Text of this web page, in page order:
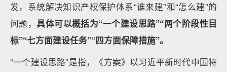
发，系统解决知识产权保护体系“谁来建”和“怎么建”的
问题，具体可以概括为“一个建设思路”“两个阶段性目
标”“七方面建设任务”“四方面保障措施”。
“一个建设思路”是指，《方案》以习近平新时代中国特